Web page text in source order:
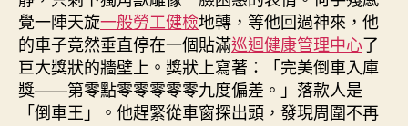
覺一陣天旋一般勞工健檢地轉，等他回過神來，他
的車子竟然垂直停在一個貼滿巡迴健康管理中心了
巨大獎狀的牆壁上。獎狀上寫著：「完美倒車入庫
獎——第零點零零零零零九度偏差。」落款人是
「倒車王」。他趕緊從車窗探出頭，發現周圍不再